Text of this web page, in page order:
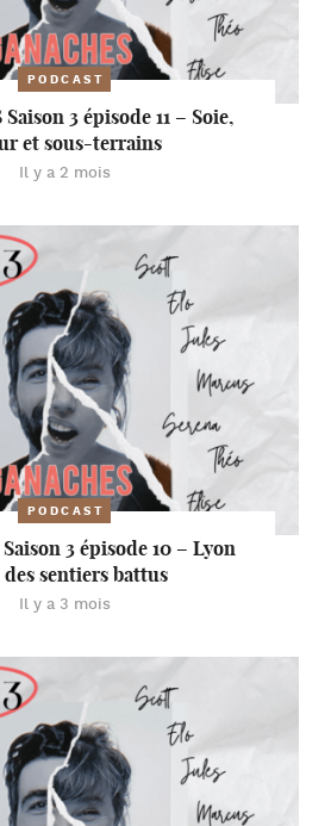
PODCAST
3 épisode 11 – Soie,
et sous-terrains
Il y a 2 mois
PODCAST
3 épisode 10 – Lyon
sentiers battus
Il y a 3 mois